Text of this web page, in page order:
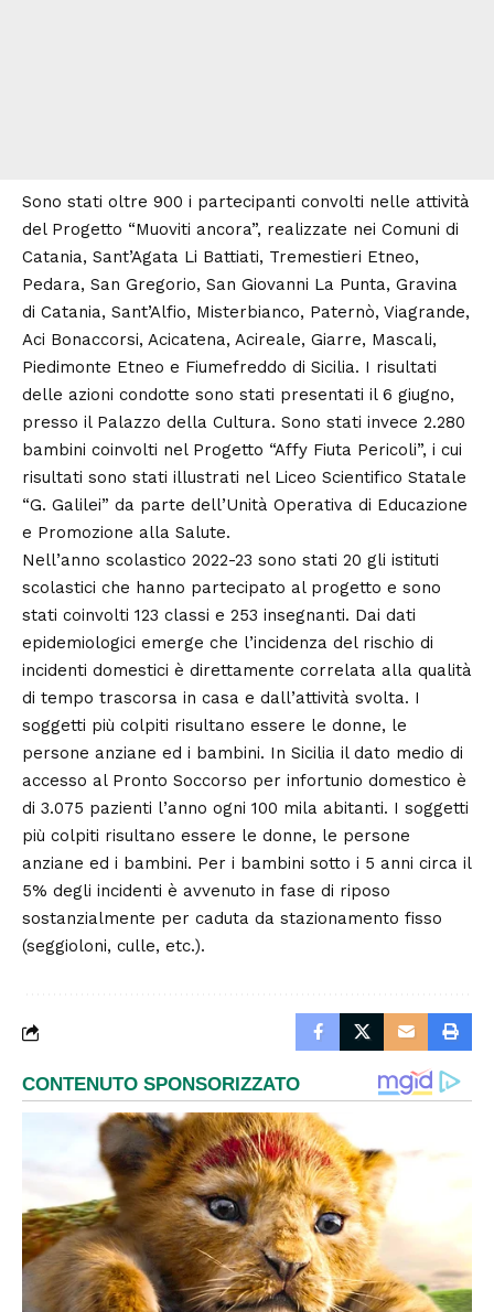
Sono stati oltre 900 i partecipanti convolti nelle attività
del Progetto “Muoviti ancora”, realizzate nei Comuni di
Catania, Sant’Agata Li Battiati, Tremestieri Etneo,
Pedara, San Gregorio, San Giovanni La Punta, Gravina
di Catania, Sant’Alfio, Misterbianco, Paternò, Viagrande,
Aci Bonaccorsi, Acicatena, Acireale, Giarre, Mascali,
Piedimonte Etneo e Fiumefreddo di Sicilia. I risultati
delle azioni condotte sono stati presentati il 6 giugno,
presso il Palazzo della Cultura. Sono stati invece 2.280
bambini coinvolti nel Progetto “Affy Fiuta Pericoli”, i cui
risultati sono stati illustrati nel Liceo Scientifico Statale
“G. Galilei” da parte dell’Unità Operativa di Educazione
e Promozione alla Salute.
Nell’anno scolastico 2022-23 sono stati 20 gli istituti
scolastici che hanno partecipato al progetto e sono
stati coinvolti 123 classi e 253 insegnanti. Dai dati
epidemiologici emerge che l’incidenza del rischio di
incidenti domestici è direttamente correlata alla qualità
di tempo trascorsa in casa e dall’attività svolta. I
soggetti più colpiti risultano essere le donne, le
persone anziane ed i bambini. In Sicilia il dato medio di
accesso al Pronto Soccorso per infortunio domestico è
di 3.075 pazienti l’anno ogni 100 mila abitanti. I soggetti
più colpiti risultano essere le donne, le persone
anziane ed i bambini. Per i bambini sotto i 5 anni circa il
5% degli incidenti è avvenuto in fase di riposo
sostanzialmente per caduta da stazionamento fisso
(seggioloni, culle, etc.).